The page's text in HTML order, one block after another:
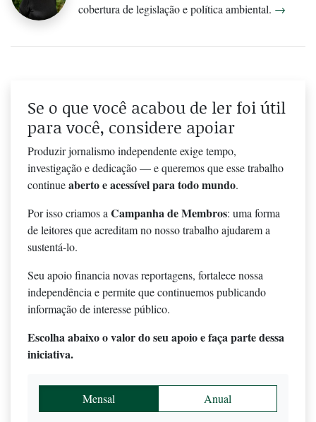
cobertura de legislação e política ambiental. →
Se o que você acabou de ler foi útil
para você, considere apoiar
Produzir jornalismo independente exige tempo,
investigação e dedicação — e queremos que esse trabalho
continueaberto e acessível para todo mundo.
Por isso criamos a Campanha de Membros: uma forma
de leitores que acreditam no nosso trabalho ajudarem a
sustentá-lo.
Seu apoio financia novas reportagens, fortalece nossa
independência e permite que continuemos publicando
informação de interesse público.
Escolha abaixo o valor do seu apoio e faça parte dessa
iniciativa.
Mensal Anual